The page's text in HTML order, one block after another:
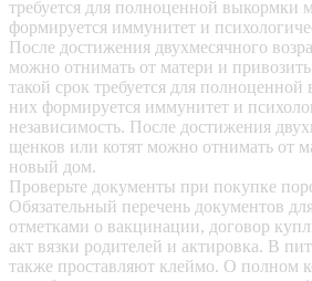
требуется для полноценной выкормки
формируется иммунитет и
После достижения двухмесячного
можно отнимать от матери и
такой срок требуется для
них формируется иммунитет и
независимость. После достижения
щенков или котят можно отнимать от
новый дом.
Проверьте документы при покупке
Обязательный перечень документов
отметками о вакцинации, договор
акт вязки родителей и актировка. В
также проставляют клеймо. О полном